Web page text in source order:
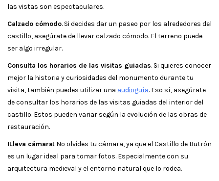
las vistas son espectaculares.
Calzado cómodo. Si decides dar un paseo por los alrededores del
castillo, asegúrate de llevar calzado cómodo. El terreno puede
ser algo irregular.
Consulta los horarios de las visitas guiadas. Si quieres conocer
mejor la historia y curiosidades del monumento durante tu
visita, también puedes utilizar una audioguía. Eso sí, asegúrate
de consultar los horarios de las visitas guiadas del interior del
castillo. Estos pueden variar según la evolución de las obras de
restauración.
¡Lleva cámara! No olvides tu cámara, ya que el Castillo de Butrón
es un lugar ideal para tomar fotos. Especialmente con su
arquitectura medieval y el entorno natural que lo rodea.